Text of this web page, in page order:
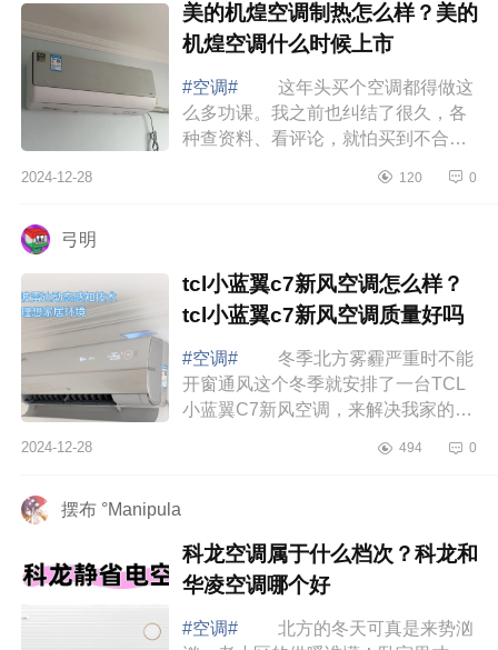
美的机煌空调制热怎么样？美的
机煌空调什么时候上市
#空调#
这年头买个空调都得做这
么多功课。我之前也纠结了很久，各
种查资料、看评论，就怕买到不合适
键点，选空调也没那么难啦，下面小
2024-12-28 120 0
弓明
tcl小蓝翼c7新风空调怎么样？
tcl小蓝翼c7新风空调质量好吗
#空调#
冬季北方雾霾严重时不能
开窗通风这个冬季就安排了一台TCL
小蓝翼C7新风空调，来解决我家的客
为大家介绍下tcl小蓝翼c7新风空调怎
2024-12-28 494 0
摆布 °Manipula
科龙空调属于什么档次？科龙和
华凌空调哪个好
#空调#
北方的冬天可真是来势汹